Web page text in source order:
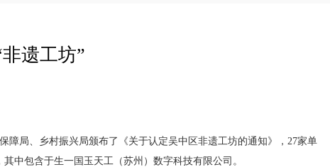
遗工坊”
障局、乡村振兴局颁布了《关于认定吴中区非遗工坊的通知》，27家单
中包含于生一国玉天工（苏州）数字科技有限公司。